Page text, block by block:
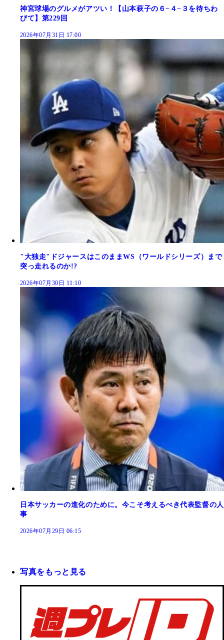
神宮球場のグルメがアツい！【山本萩子の６−４−３を待ちわ
びて】第229回
2026年07月31日 17:00
"大独走"ドジャースはこのままWS（ワールドシリーズ）まで
突っ走れるのか!?
2026年07月30日 11:10
日本サッカーの進化のために。今こそ考えるべき代表監督の人
事
2026年07月29日 06:15
写真をもっと見る